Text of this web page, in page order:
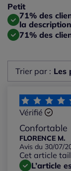
Petit
Taille
71% des
la description
71% des
Trier par : Les
Les plus
Les plus anciens
Notes les plus
Vérifié
Confortable
FLORENCE M.
Avis du 30/07/
Cet article
L’article